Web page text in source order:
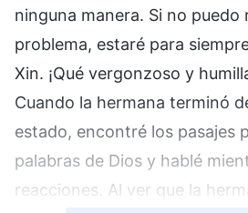
ninguna manera. Si no puedo
problema, estaré para
Xin. ¡Qué vergonzoso y
Cuando la hermana terminó
estado, encontré los pasajes
palabras de Dios y hablé
reacciones. Al ver que la